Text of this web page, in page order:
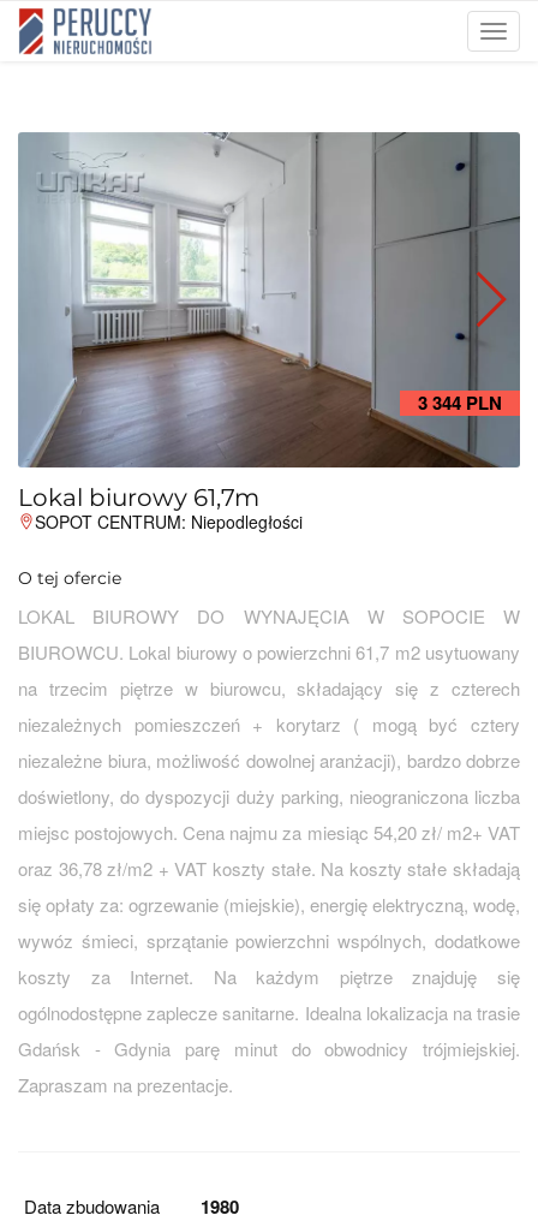
3 344 PLN
Lokal biurowy 61,7m
SOPOT CENTRUM: Niepodległości
O tej ofercie
LOKAL BIUROWY DO WYNAJĘCIA W SOPOCIE W
BIUROWCU. Lokal biurowy o powierzchni 61,7 m2 usytuowany
na trzecim piętrze w biurowcu, składający się z czterech
niezależnych pomieszczeń + korytarz ( mogą być cztery
niezależne biura, możliwość dowolnej aranżacji), bardzo dobrze
doświetlony, do dyspozycji duży parking, nieograniczona liczba
miejsc postojowych. Cena najmu za miesiąc 54,20 zł/ m2+ VAT
oraz 36,78 zł/m2 + VAT koszty stałe. Na koszty stałe składają
się opłaty za: ogrzewanie (miejskie), energię elektryczną, wodę,
wywóz śmieci, sprzątanie powierzchni wspólnych, dodatkowe
koszty za Internet. Na każdym piętrze znajduję się
ogólnodostępne zaplecze sanitarne. Idealna lokalizacja na trasie
Gdańsk - Gdynia parę minut do obwodnicy trójmiejskiej.
Zapraszam na prezentacje.
Data zbudowania 1980